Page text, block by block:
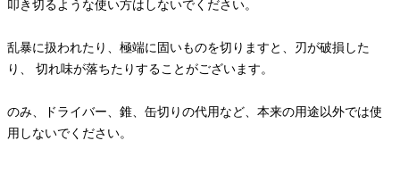
叩き切るような使い方はしないでください。
乱暴に扱われたり、極端に固いものを切りますと、刃が破損した
り、 切れ味が落ちたりすることがございます。
のみ、ドライバー、錐、缶切りの代用など、本来の用途以外では使
用しないでください。